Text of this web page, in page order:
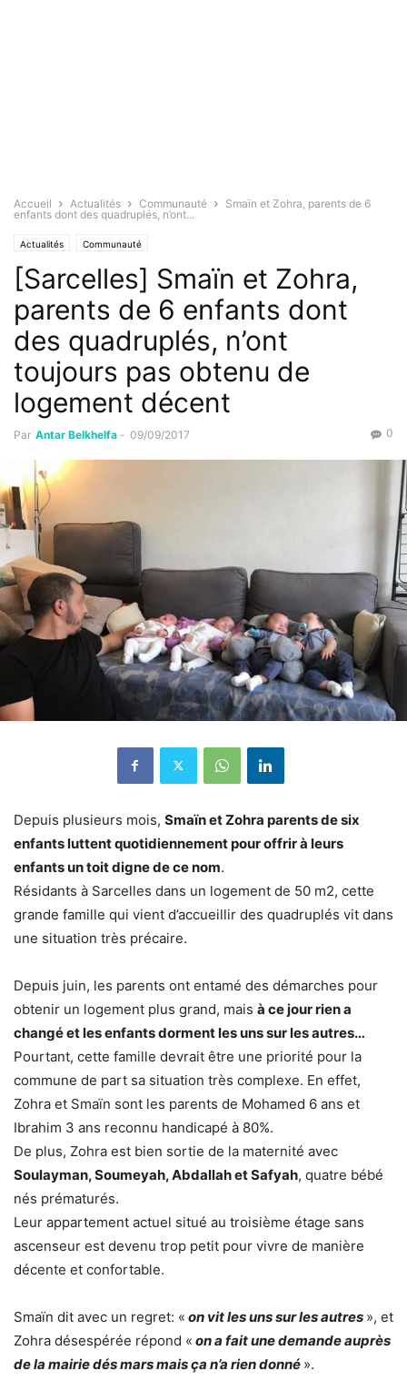
Accueil Actualités Communauté
Smaïn et Zohra, parents de 6
enfants dont des quadruplés, n’ont...
Actualités Communauté
[Sarcelles] Smaïn et Zohra,
parents de 6 enfants dont
des quadruplés, n’ont
toujours pas obtenu de
logement décent
Par Antar Belkhelfa - 09/09/2017 0
Depuis plusieurs mois, Smaïn et Zohra parents de six
enfants luttent quotidiennement pour offrir à leurs
enfants un toit digne de ce nom.
Résidants à Sarcelles dans un logement de 50 m2, cette
grande famille qui vient d’accueillir des quadruplés vit dans
une situation très précaire.
Depuis juin, les parents ont entamé des démarches pour
obtenir un logement plus grand, mais à ce jour rien a
changé et les enfants dorment les uns sur les autres…
Pourtant, cette famille devrait être une priorité pour la
commune de part sa situation très complexe. En effet,
Zohra et Smaïn sont les parents de Mohamed 6 ans et
Ibrahim 3 ans reconnu handicapé à 80%.
De plus, Zohra est bien sortie de la maternité avec
Soulayman, Soumeyah, Abdallah et Safyah, quatre bébé
nés prématurés.
Leur appartement actuel situé au troisième étage sans
ascenseur est devenu trop petit pour vivre de manière
décente et confortable.
Smaïn dit avec un regret: « on vit les uns sur les autres », et
Zohra désespérée répond « on a fait une demande auprès
de la mairie dés mars mais ça n’a rien donné ».